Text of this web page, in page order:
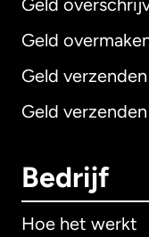
Geld
Geld
Geld
Geld
Bedrijf
Hoe het werkt